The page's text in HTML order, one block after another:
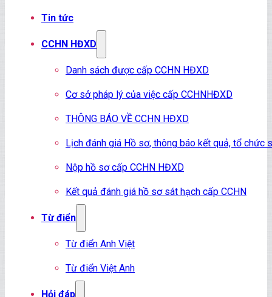
Tin tức
CCHN HĐXD
Danh sách được cấp CCHN HĐXD
Cơ sở pháp lý của việc cấp CCHNHĐXD
THÔNG BÁO VỀ CCHN HĐXD
Lịch đánh giá Hồ sơ, thông báo kết quả, tổ chức
Nộp hồ sơ cấp CCHN HĐXD
Kết quả đánh giá hồ sơ sát hạch cấp CCHN
Từ điển
Từ điển Anh Việt
Từ điển Việt Anh
Hỏi đáp